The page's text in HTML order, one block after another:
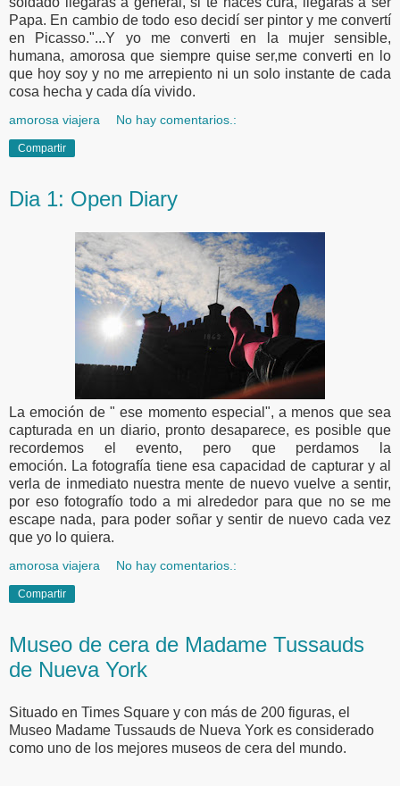
Papa. En cambio de todo eso decidí ser pintor y me convertí
en Picasso."...Y yo me converti en la mujer sensible,
humana, amorosa que siempre quise ser,me converti en lo
que hoy soy y no me arrepiento ni un solo instante de cada
cosa hecha y cada día vivido.
amorosa viajera No hay comentarios.:
Compartir
Dia 1: Open Diary
La emoción de " ese momento especial", a menos que sea
capturada en un diario, pronto desaparece, es posible que
recordemos el evento, pero que perdamos la
emoción. La fotografía tiene esa capacidad de capturar y al
verla de inmediato nuestra mente de nuevo vuelve a sentir,
por eso fotografío todo a mi alrededor para que no se me
escape nada, para poder soñar y sentir de nuevo cada vez
que yo lo quiera.
amorosa viajera No hay comentarios.:
Compartir
Museo de cera de Madame Tussauds
de Nueva York
Situado en Times Square y con más de 200 figuras, el
Museo Madame Tussauds de Nueva York es considerado
como uno de los mejores museos de cera del mundo.